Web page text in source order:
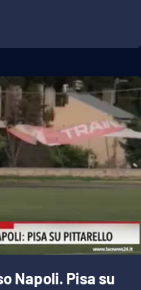
Napoli. Pisa su